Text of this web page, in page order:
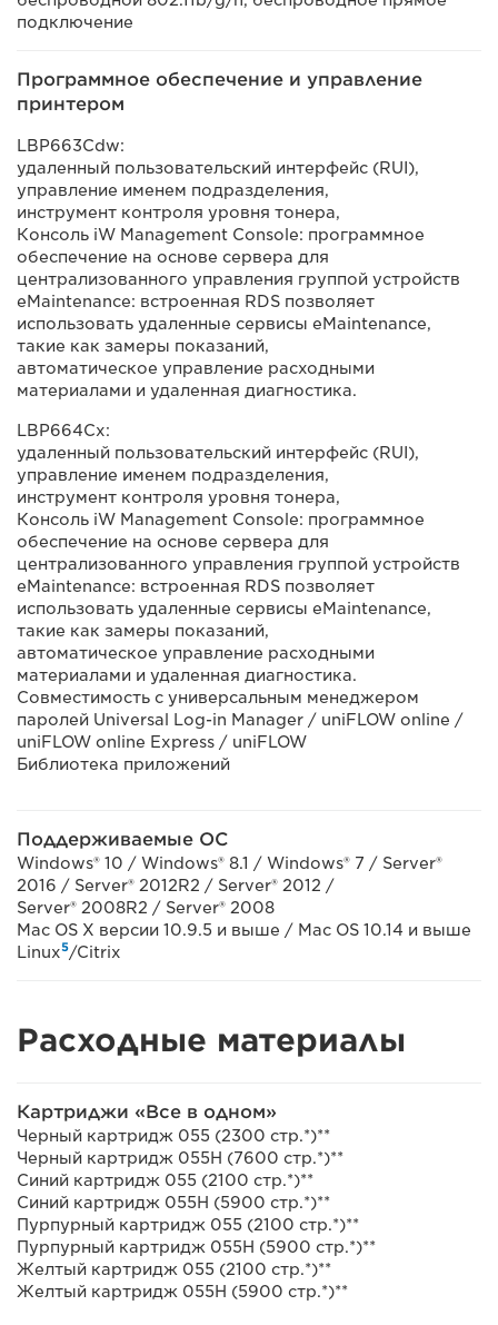
подключение
Программное обеспечение и управление
принтером
LBP663Cdw:
удаленный пользовательский интерфейс (RUI),
управление именем подразделения,
инструмент контроля уровня тонера,
Консоль iW Management Console: программное
обеспечение на основе сервера для
централизованного управления группой устройств
eMaintenance: встроенная RDS позволяет
использовать удаленные сервисы eMaintenance,
такие как замеры показаний,
автоматическое управление расходными
материалами и удаленная диагностика.
LBP664Cx:
удаленный пользовательский интерфейс (RUI),
управление именем подразделения,
инструмент контроля уровня тонера,
Консоль iW Management Console: программное
обеспечение на основе сервера для
централизованного управления группой устройств
eMaintenance: встроенная RDS позволяет
использовать удаленные сервисы eMaintenance,
такие как замеры показаний,
автоматическое управление расходными
материалами и удаленная диагностика.
Совместимость с универсальным менеджером
паролей Universal Log-in Manager / uniFLOW online /
uniFLOW online Express / uniFLOW
Библиотека приложений
Поддерживаемые ОС
Windows® 10 / Windows® 8.1 / Windows® 7 / Server®
2016 / Server® 2012R2 / Server® 2012 /
Server® 2008R2 / Server® 2008
Mac OS X версии 10.9.5 и выше / Mac OS 10.14 и выше
Linux5/Citrix
Расходные материалы
Картриджи «Все в одном»
Черный картридж 055 (2300 стр.*)**
Черный картридж 055H (7600 стр.*)**
Синий картридж 055 (2100 стр.*)**
Синий картридж 055H (5900 стр.*)**
Пурпурный картридж 055 (2100 стр.*)**
Пурпурный картридж 055H (5900 стр.*)**
Желтый картридж 055 (2100 стр.*)**
Желтый картридж 055H (5900 стр.*)**